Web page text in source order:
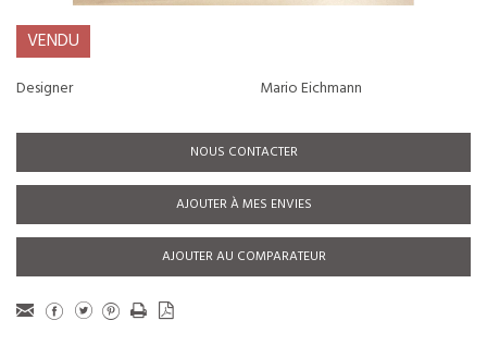
VENDU
Designer Mario Eichmann
NOUS CONTACTER
AJOUTER À MES ENVIES
AJOUTER AU COMPARATEUR